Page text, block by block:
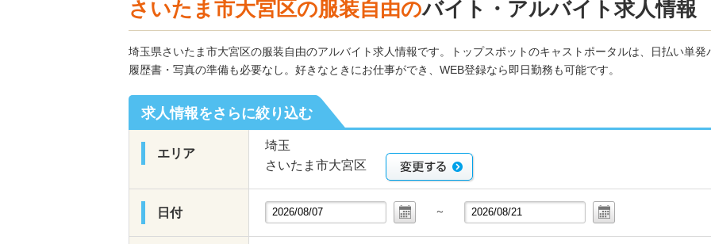
さいたま市大宮区の服装自由のバイト・アルバイト求人情報
埼玉県さいたま市大宮区の服装自由のアルバイト求人情報です。トップスポットのキャストポータルは、日払い単
履歴書・写真の準備も必要なし。好きなときにお仕事ができ、WEB登録なら即日勤務も可能です。
求人情報をさらに絞り込む
エリア
埼玉
さいたま市大宮区
日付 ～